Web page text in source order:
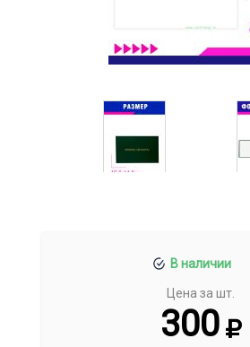
В наличии
Цена за шт.
300